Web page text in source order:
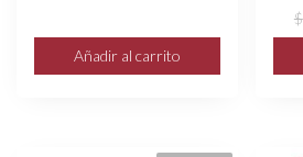
Añadir al carrito
$